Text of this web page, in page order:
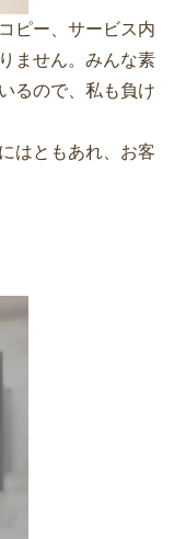
ピー、サービス内
ません。みんな素
るので、私も負け
はともあれ、お客